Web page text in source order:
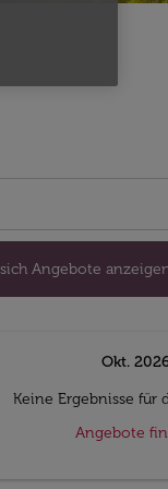
Angebote
aus, um sich
Okt.
Keine Ergebnisse für
Angebote